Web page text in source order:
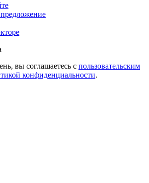
вы соглашаетесь с пользовательским
конфиденциальности.